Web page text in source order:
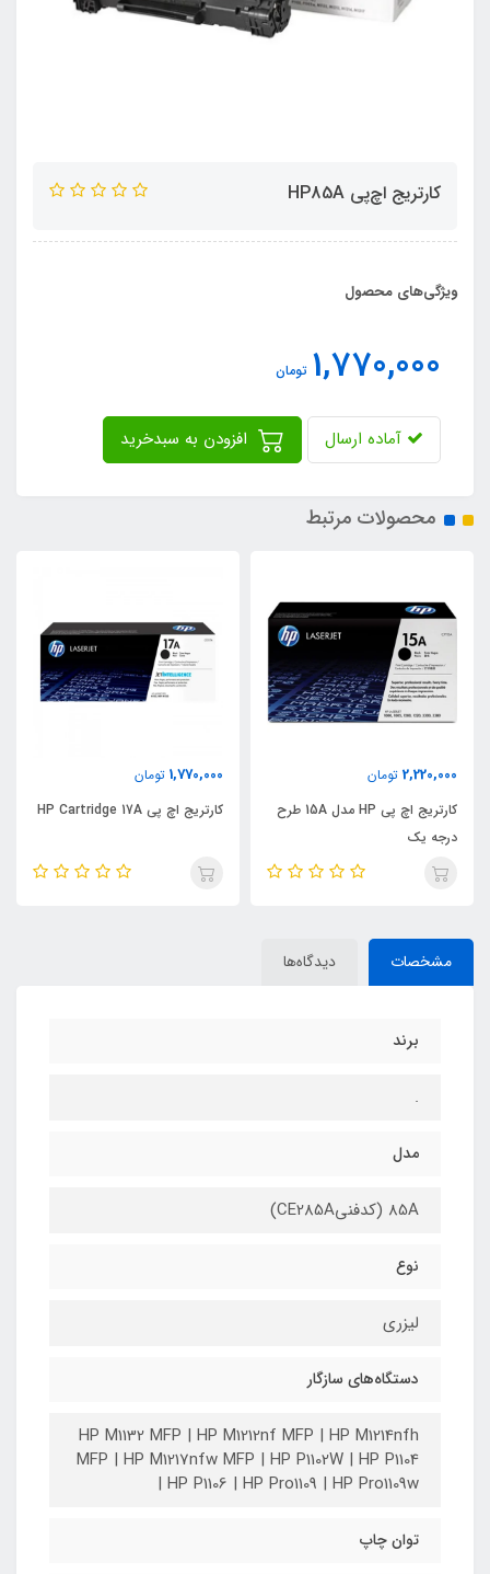
کارتریج اچ‌پی HP85A
ویژگی‌های محصول
1,770,000 تومان
آماده ارسال
محصولات مرتبط
2,220,000 تومان
کارتریج اچ پی HP مدل 15A طرح
درجه یک
1,770,000 تومان
کارتریج اچ پی HP Cartridge 17A
مشخصات دیدگاه‌ها
برند
.
مدل
85A (کدفنیCE285A)
نوع
لیزری
دستگاه‌های سازگار
HP M1132 MFP | HP M1212nf MFP | HP M1214nfh
MFP | HP M1217nfw MFP | HP P1102W | HP P1104
| HP P1106 | HP Pro1109 | HP Pro1109w
توان چاپ